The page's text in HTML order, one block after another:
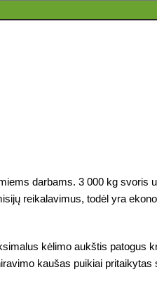
darbams. 3 000 kg svoris
reikalavimus, todėl yra
kėlimo aukštis patogus
kaušas puikiai pritaikytas